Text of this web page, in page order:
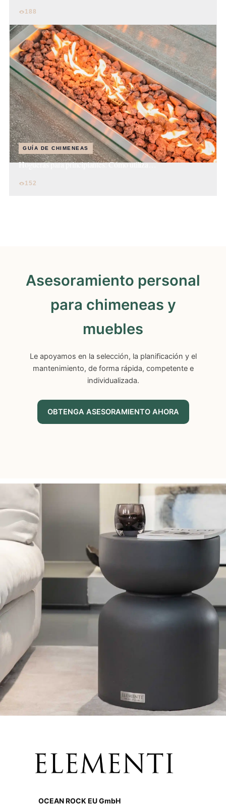
188
GUÍA DE CHIMENEAS
Hogueras para principiantes: Cómo utiliza…
152
Asesoramiento personal
para chimeneas y
muebles
Le apoyamos en la selección, la planificación y el
mantenimiento, de forma rápida, competente e
individualizada.
OBTENGA ASESORAMIENTO AHORA
OCEAN ROCK EU GmbH